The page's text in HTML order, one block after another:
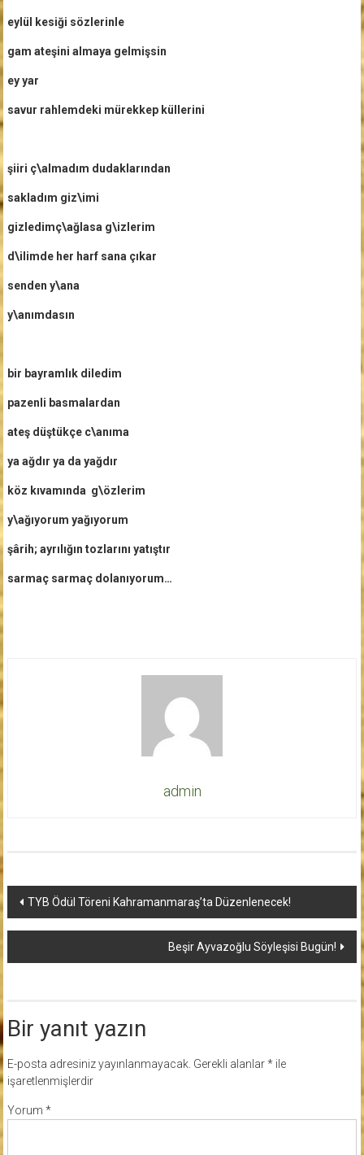
eylül kesiği sözlerinle
gam ateşini almaya gelmişsin
ey yar
savur rahlemdeki mürekkep küllerini
şiiri ç\almadım dudaklarından
sakladım giz\imi
gizledimç\ağlasa g\izlerim
d\ilimde her harf sana çıkar
senden y\ana
y\anımdasın
bir bayramlık diledim
pazenli basmalardan
ateş düştükçe c\anıma
ya ağdır ya da yağdır
köz kıvamında g\özlerim
y\ağıyorum yağıyorum
şârih; ayrılığın tozlarını yatıştır
sarmaç sarmaç dolanıyorum…
admin
Yazı
dolaşımı
TYB Ödül Töreni Kahramanmaraş’ta Düzenlenecek!
Beşir Ayvazoğlu Söyleşisi Bugün!
Bir yanıt yazın
E-posta adresiniz yayınlanmayacak. Gerekli alanlar*ile
işaretlenmişlerdir
Yorum *